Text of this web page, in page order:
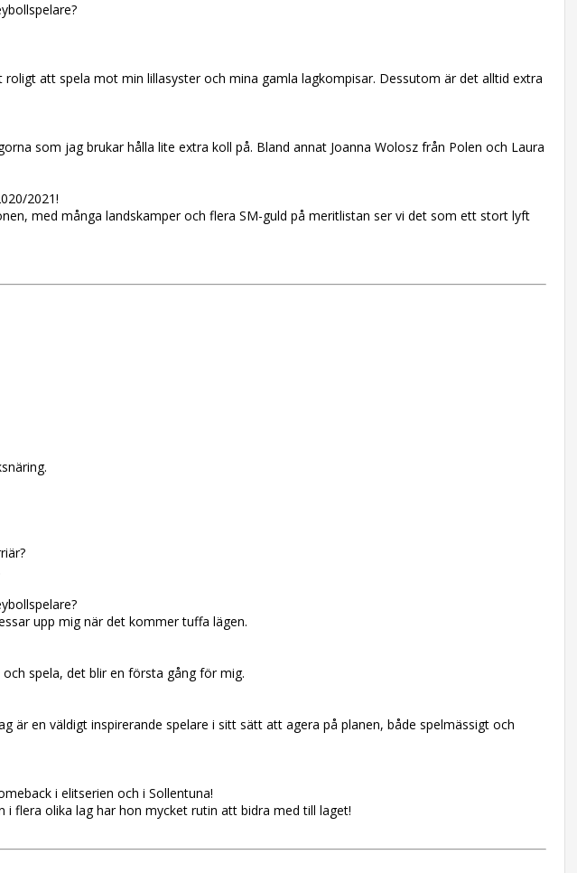
att spela mot min lillasyster och mina gamla lagkompisar. Dessutom är det alltid extra
som jag brukar hålla lite extra koll på. Bland annat Joanna Wolosz från Polen och Laura
2021!
med många landskamper och flera SM-guld på meritlistan ser vi det som ett stort lyft
upp mig när det kommer tuffa lägen.
spela, det blir en första gång för mig.
är en väldigt inspirerande spelare i sitt sätt att agera på planen, både spelmässigt och
i elitserien och i Sollentuna!
flera olika lag har hon mycket rutin att bidra med till laget!